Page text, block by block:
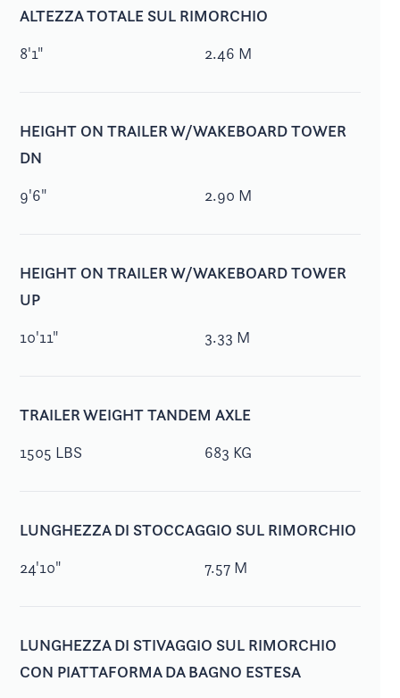
ALTEZZA TOTALE SUL RIMORCHIO
8'1" 2.46 M
HEIGHT ON TRAILER W/WAKEBOARD TOWER
DN
9'6" 2.90 M
HEIGHT ON TRAILER W/WAKEBOARD TOWER
UP
10'11" 3.33 M
TRAILER WEIGHT TANDEM AXLE
1505 LBS 683 KG
LUNGHEZZA DI STOCCAGGIO SUL RIMORCHIO
24'10" 7.57 M
LUNGHEZZA DI STIVAGGIO SUL RIMORCHIO
CON PIATTAFORMA DA BAGNO ESTESA